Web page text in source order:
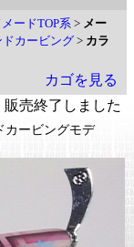
ードTOP系 > メー
カービング> カラ
カゴを見る
販売終了しました
ービングモデ